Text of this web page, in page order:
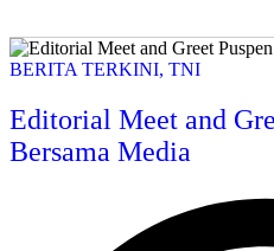
BERITA TERKINI, TNI
Editorial Meet and
Bersama Media